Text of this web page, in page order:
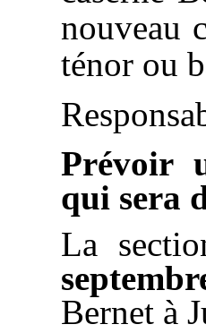
nouveau
ténor ou
Prévoir
qui sera
La
Bernet à